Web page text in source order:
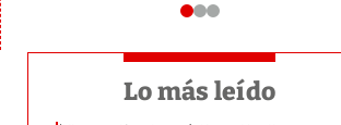
Lo más leído